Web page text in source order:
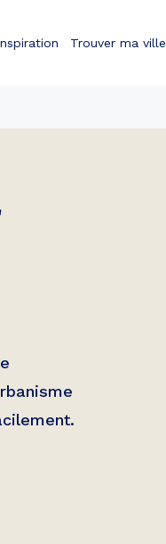
Trouver ma ville